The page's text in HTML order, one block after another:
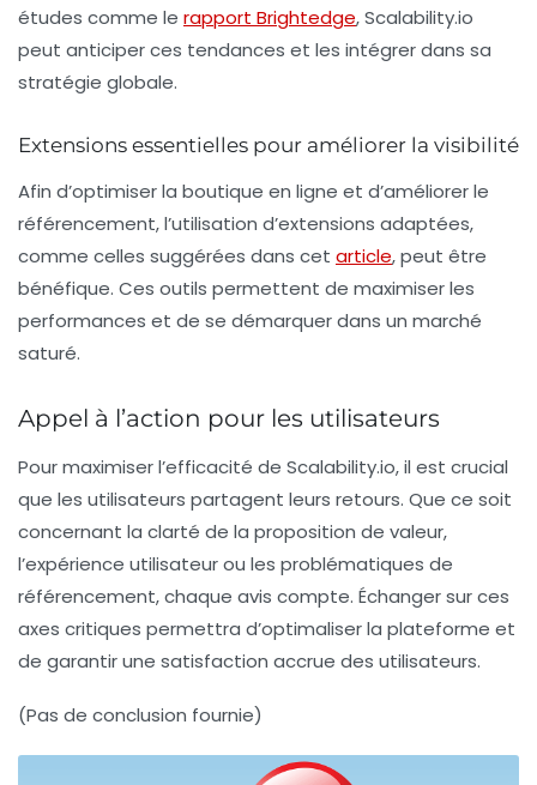
études comme le rapport Brightedge, Scalability.io
peut anticiper ces tendances et les intégrer dans sa
stratégie globale.
Extensions essentielles pour améliorer la visibilité
Afin d’optimiser la boutique en ligne et d’améliorer le
référencement, l’utilisation d’extensions adaptées,
comme celles suggérées dans cet article, peut être
bénéfique. Ces outils permettent de maximiser les
performances et de se démarquer dans un marché
saturé.
Appel à l’action pour les utilisateurs
Pour maximiser l’efficacité de Scalability.io, il est crucial
que les utilisateurs partagent leurs retours. Que ce soit
concernant la clarté de la proposition de valeur,
l’expérience utilisateur ou les problématiques de
référencement, chaque avis compte. Échanger sur ces
axes critiques permettra d’optimaliser la plateforme et
de garantir une satisfaction accrue des utilisateurs.
(Pas de conclusion fournie)